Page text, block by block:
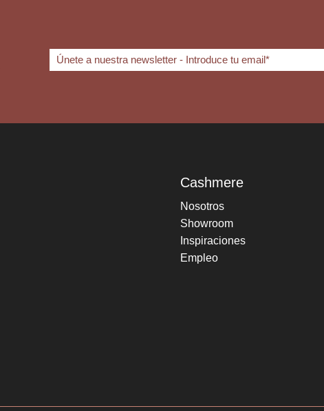
Cashmere
Nosotros
Showroom
Inspiraciones
Empleo